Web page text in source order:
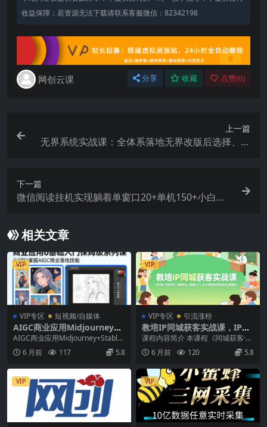
收益保障；若资源无法下载请联系客服微信：82342198
网创云课 分享 收藏 点赞(0)
上一篇
无界系统实战课：全体系落地无界改版后选择、出
下一篇
微信阅读挂机实现躺着单窗口20+单机150+小白可
相关文章
VIP
VIP专区 短视频/自媒体
AIGC商业应用Midjourney+S
table Diffusion教程，0基础
入门保姆级系列课
AIGC商业应用Midjourney+Stable
Diffusion教程，0基...
6 月前 117 5.8
VIP
VIP专区 引流涨粉
教培IP同城获客实战课，IP打
造、内容创作、流量转化，0
基础入门，助力教培老师实现
招生量翻倍
课程内容简介 本课程《同城获客·教
培IP流量课》是一套专为教培行业
从业者设计的短...
6 月前 120 5.8
VIP VIP